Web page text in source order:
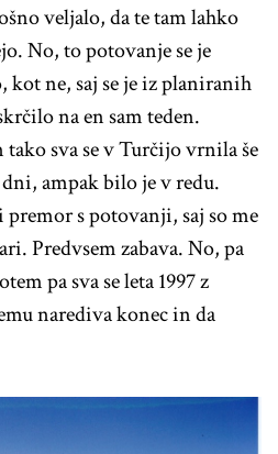
veljalo, da te tam lahko
No, to potovanje se je
kot ne, saj se je iz planiranih
na en sam teden.
sva se v Turčijo vrnila še
dni, ampak bilo je v redu.
s potovanji, saj so me
Predvsem zabava. No, pa
pa sva se leta 1997 z
narediva konec in da